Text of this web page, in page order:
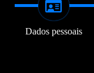
Dados pessoais